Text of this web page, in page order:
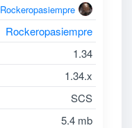
Rockeropasiempre
Rockeropasiempre
1.34
1.34.x
SCS
5.4 mb